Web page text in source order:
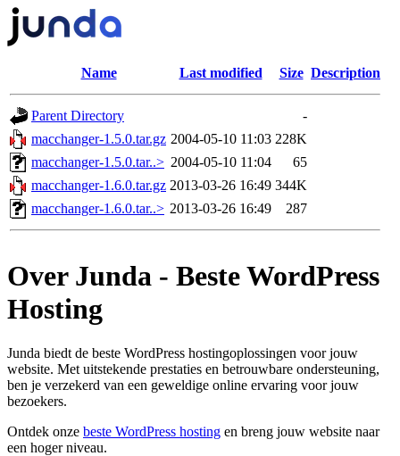
Name Last modified Size Description
Parent Directory
-
macchanger-1.5.0.tar.gz 2004-05-10 11:03 228K
macchanger-1.5.0.tar..> 2004-05-10 11:04
65
macchanger-1.6.0.tar.gz 2013-03-26 16:49 344K
macchanger-1.6.0.tar..> 2013-03-26 16:49 287
Over Junda - Beste WordPress
Hosting
Junda biedt de beste WordPress hostingoplossingen voor jouw
website. Met uitstekende prestaties en betrouwbare ondersteuning,
ben je verzekerd van een geweldige online ervaring voor jouw
bezoekers.
Ontdek onze beste WordPress hosting en breng jouw website naar
een hoger niveau.